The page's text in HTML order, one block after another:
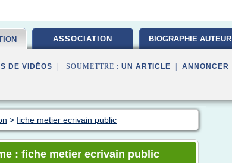
ASSOCIATION BIOGRAPHIE AUTEUR
DE VIDÉOS | SOUMETTRE : UN ARTICLE ANNONCER
> fiche metier ecrivain public
: fiche metier ecrivain public